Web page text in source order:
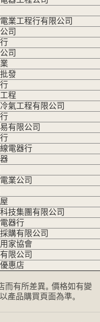
業工程行有限公司
司
司
發
程
氣工程有限公司
有限公司
電器行
業公司
技集團有限公司
器行
購有限公司
家協會
限公司
惠店
而有所差異。價格如有變
產品購買頁面為準。